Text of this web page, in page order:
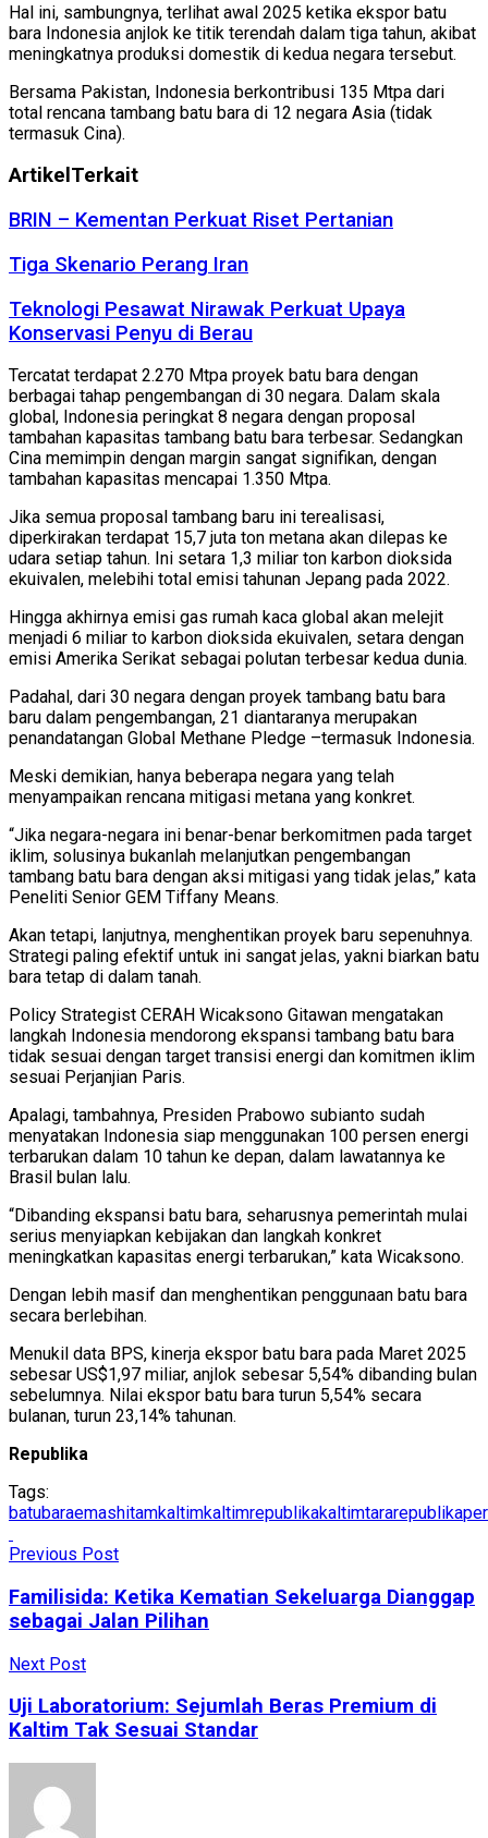
Hal ini, sambungnya, terlihat awal 2025 ketika ekspor batu
bara Indonesia anjlok ke titik terendah dalam tiga tahun, akibat
meningkatnya produksi domestik di kedua negara tersebut.
Bersama Pakistan, Indonesia berkontribusi 135 Mtpa dari
total rencana tambang batu bara di 12 negara Asia (tidak
termasuk Cina).
Artikel Terkait
BRIN – Kementan Perkuat Riset Pertanian
Tiga Skenario Perang Iran
Teknologi Pesawat Nirawak Perkuat Upaya
Konservasi Penyu di Berau
Tercatat terdapat 2.270 Mtpa proyek batu bara dengan
berbagai tahap pengembangan di 30 negara. Dalam skala
global, Indonesia peringkat 8 negara dengan proposal
tambahan kapasitas tambang batu bara terbesar. Sedangkan
Cina memimpin dengan margin sangat signifikan, dengan
tambahan kapasitas mencapai 1.350 Mtpa.
Jika semua proposal tambang baru ini terealisasi,
diperkirakan terdapat 15,7 juta ton metana akan dilepas ke
udara setiap tahun. Ini setara 1,3 miliar ton karbon dioksida
ekuivalen, melebihi total emisi tahunan Jepang pada 2022.
Hingga akhirnya emisi gas rumah kaca global akan melejit
menjadi 6 miliar to karbon dioksida ekuivalen, setara dengan
emisi Amerika Serikat sebagai polutan terbesar kedua dunia.
Padahal, dari 30 negara dengan proyek tambang batu bara
baru dalam pengembangan, 21 diantaranya merupakan
penandatangan Global Methane Pledge –termasuk Indonesia.
Meski demikian, hanya beberapa negara yang telah
menyampaikan rencana mitigasi metana yang konkret.
“Jika negara-negara ini benar-benar berkomitmen pada target
iklim, solusinya bukanlah melanjutkan pengembangan
tambang batu bara dengan aksi mitigasi yang tidak jelas,” kata
Peneliti Senior GEM Tiffany Means.
Akan tetapi, lanjutnya, menghentikan proyek baru sepenuhnya.
Strategi paling efektif untuk ini sangat jelas, yakni biarkan batu
bara tetap di dalam tanah.
Policy Strategist CERAH Wicaksono Gitawan mengatakan
langkah Indonesia mendorong ekspansi tambang batu bara
tidak sesuai dengan target transisi energi dan komitmen iklim
sesuai Perjanjian Paris.
Apalagi, tambahnya, Presiden Prabowo subianto sudah
menyatakan Indonesia siap menggunakan 100 persen energi
terbarukan dalam 10 tahun ke depan, dalam lawatannya ke
Brasil bulan lalu.
“Dibanding ekspansi batu bara, seharusnya pemerintah mulai
serius menyiapkan kebijakan dan langkah konkret
meningkatkan kapasitas energi terbarukan,” kata Wicaksono.
Dengan lebih masif dan menghentikan penggunaan batu bara
secara berlebihan.
Menukil data BPS, kinerja ekspor batu bara pada Maret 2025
sebesar US$1,97 miliar, anjlok sebesar 5,54% dibanding bulan
sebelumnya. Nilai ekspor batu bara turun 5,54% secara
bulanan, turun 23,14% tahunan.
Republika
Tags:
batubaraemashitamkaltimkaltimrepublikakaltimtararepublika
Previous Post
Familisida: Ketika Kematian Sekeluarga Dianggap
sebagai Jalan Pilihan
Next Post
Uji Laboratorium: Sejumlah Beras Premium di
Kaltim Tak Sesuai Standar